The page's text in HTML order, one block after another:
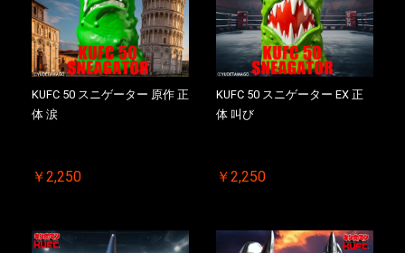
KUFC 50 スニゲーター 原作 正
体 涙
￥2,250
KUFC 50 スニゲーター EX 正
体 叫び
￥2,250